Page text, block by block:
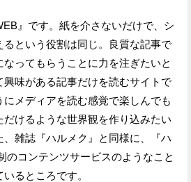
』です。紙を介さないだけで、シ
るという役割は同じ。良質な記事で
なってもらうことに力を注ぎたいと
味がある記事だけを読むサイトで
メディアを読む感覚で楽しんでも
だけるような世界観を作り込みたい
雑誌『ハルメク』と同様に、『ハ
のコンテンツサービスのようなこと
るところです。